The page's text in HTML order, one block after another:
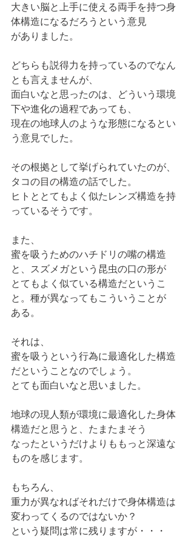
大きい脳と上手に使える両手を持つ身
体構造になるだろうという意見
がありました。
どちらも説得力を持っているのでなん
とも言えませんが、
面白いなと思ったのは、どういう環境
下や進化の過程であっても、
現在の地球人のような形態になるとい
う意見でした。
その根拠として挙げられていたのが、
タコの目の構造の話でした。
ヒトととてもよく似たレンズ構造を持
っているそうです。
また、
蜜を吸うためのハチドリの嘴の構造
と、スズメガという昆虫の口の形が
とてもよく似ている構造だというこ
と。種が異なってもこういうことが
ある。
それは、
蜜を吸うという行為に最適化した構造
だということなのでしょう。
とても面白いなと思いました。
地球の現人類が環境に最適化した身体
構造だと思うと、たまたまそう
なったというだけよりももっと深遠な
ものを感じます。
もちろん、
重力が異なればそれだけで身体構造は
変わってくるのではないか？
という疑問は常に残りますが・・・